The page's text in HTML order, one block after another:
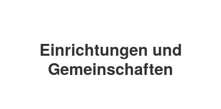
Einrichtungen und
Gemeinschaften